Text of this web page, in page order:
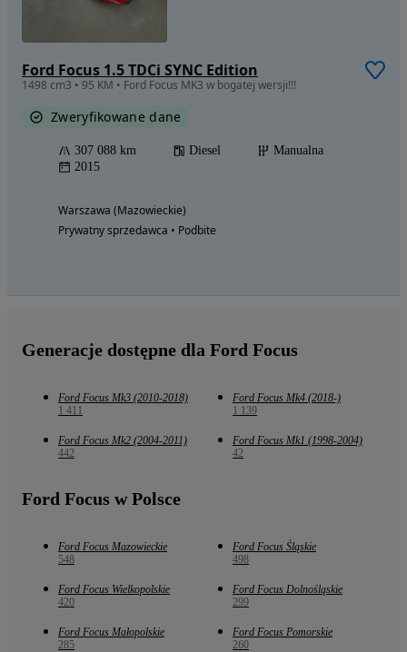
Ford Focus 1.5 TDCi SYNC Edition
1498 cm3 • 95 KM • Ford Focus MK3 w bogatej wersji!!!
Zweryfikowane dane
307 088 km Diesel
Manualna
2015
Warszawa (Mazowieckie)
Prywatny sprzedawca • Podbite
Generacje dostępne dla Ford Focus
Ford Focus Mk3 (2010-2018)
1 411
Ford Focus Mk4 (2018-)
1 139
Ford Focus Mk2 (2004-2011)
442
Ford Focus Mk1 (1998-2004)
42
Ford Focus w Polsce
Ford Focus Mazowieckie
548
Ford Focus Śląskie
498
Ford Focus Wielkopolskie
420
Ford Focus Dolnośląskie
299
Ford Focus Małopolskie
285
Ford Focus Pomorskie
260